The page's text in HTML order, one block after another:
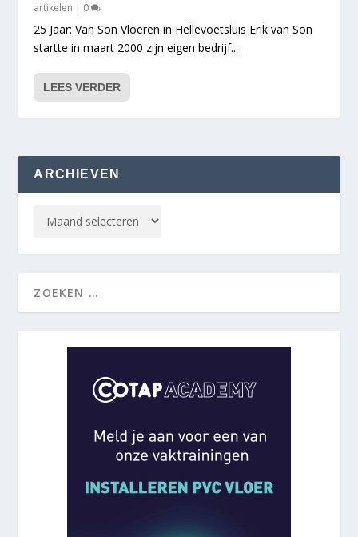
artikelen | 0
25 Jaar: Van Son Vloeren in Hellevoetsluis Erik van Son
startte in maart 2000 zijn eigen bedrijf...
LEES VERDER
ARCHIEVEN